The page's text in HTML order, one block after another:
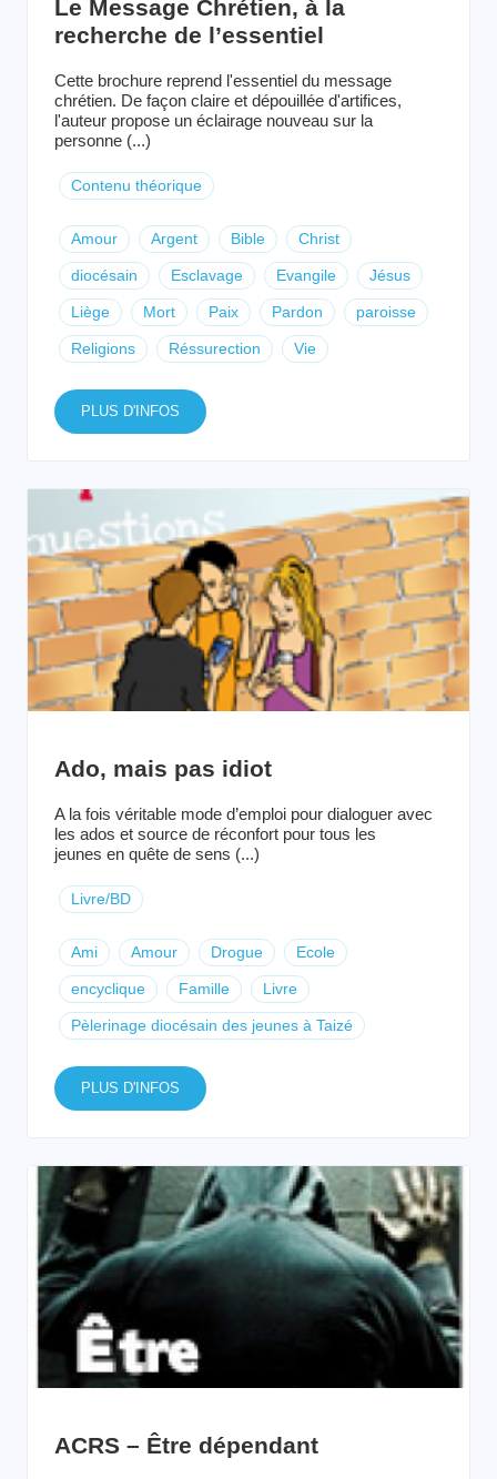
Le Message Chrétien, à la
recherche de l’essentiel
Cette brochure reprend l'essentiel du message
chrétien. De façon claire et dépouillée d'artifices,
l'auteur propose un éclairage nouveau sur la
personne (...)
Contenu théorique
Amour Argent Bible Christ
diocésain Esclavage Evangile Jésus
Liège Mort Paix Pardon paroisse
Religions Réssurection Vie
PLUS D'INFOS
Ado, mais pas idiot
A la fois véritable mode d’emploi pour dialoguer avec
les ados et source de réconfort pour tous les
jeunes en quête de sens (...)
Livre/BD
Ami Amour Drogue Ecole
encyclique Famille Livre
Pèlerinage diocésain des jeunes à Taizé
PLUS D'INFOS
ACRS – Être dépendant